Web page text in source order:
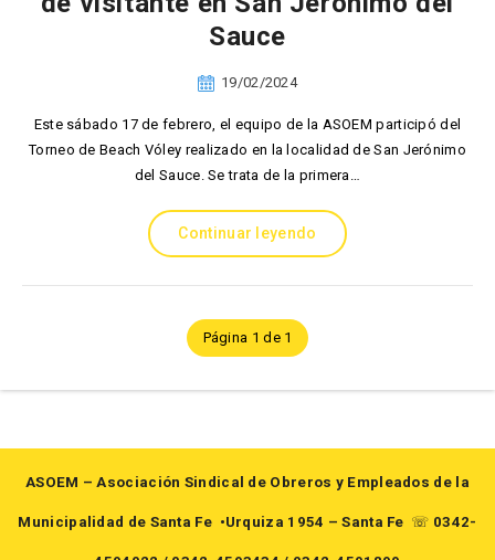
Sauce
19/02/2024
Este sábado 17 de febrero, el equipo de la ASOEM participó del
Torneo de Beach Vóley realizado en la localidad de San Jerónimo
del Sauce. Se trata de la primera…
Continuar leyendo
Página 1 de 1
ASOEM – Asociación Sindical de Obreros y Empleados de la
Municipalidad de Santa Fe •Urquiza 1954 – Santa Fe ☏ 0342-